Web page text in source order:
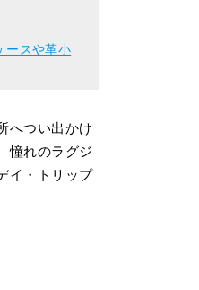
ースや革小
へつい出かけ
憧れのラグジ
イ・トリップ